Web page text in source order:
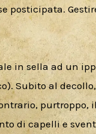
posticipata.
in sella ad un
Subito al
purtroppo,
di capelli e